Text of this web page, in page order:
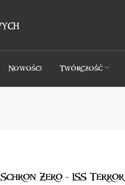
Nowości Twórczość
Schron Zero - ISS Terror